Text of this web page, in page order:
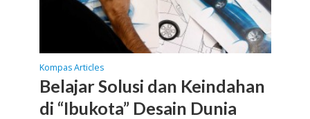
Kompas Articles
Belajar Solusi dan Keindahan
di “Ibukota” Desain Dunia